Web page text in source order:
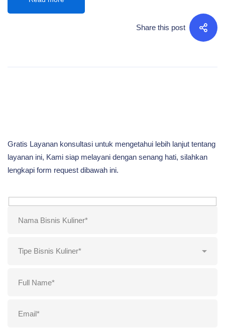
Share this post
Gratis Layanan konsultasi untuk mengetahui lebih lanjut tentang
layanan ini, Kami siap melayani dengan senang hati, silahkan
lengkapi form request dibawah ini.